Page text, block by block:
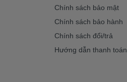
Chính sách bảo mật
Chính sách bảo hành
Chính sách đổi/trả
Hướng dẫn thanh toán